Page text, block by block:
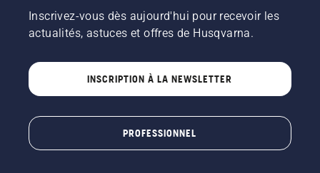
Inscrivez-vous dès aujourd'hui pour recevoir les
actualités, astuces et offres de Husqvarna.
INSCRIPTION À LA NEWSLETTER
PROFESSIONNEL